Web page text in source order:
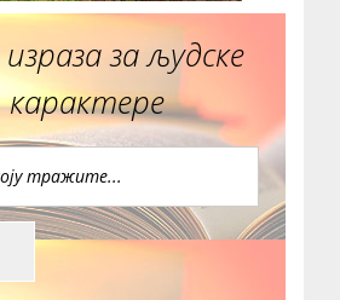
за људске
карактере